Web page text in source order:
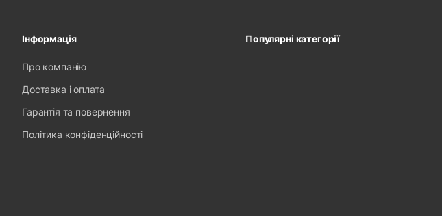
Інформація
Про компанію
Доставка і оплата
Гарантія та повернення
Політика конфіденційності
Популярні категорії